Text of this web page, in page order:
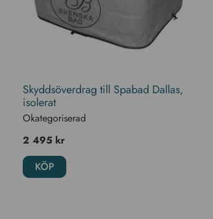
Skyddsöverdrag till Spabad Dallas,
isolerat
Okategoriserad
2 495 kr
KÖP